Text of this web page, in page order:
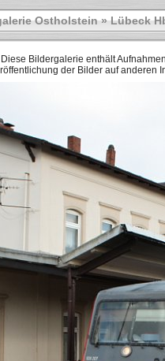
Ostholstein»Lübeck
Diese Bildergalerie enthält
der Bilder auf anderen